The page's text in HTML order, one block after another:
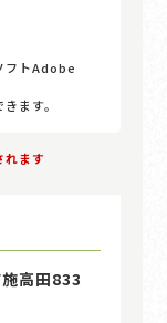
フトAdobe
ます。
れます
高田833